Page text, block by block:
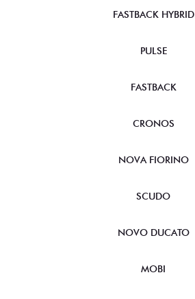
FASTBACK HYBRID
PULSE
FASTBACK
CRONOS
NOVA FIORINO
SCUDO
NOVO DUCATO
MOBI